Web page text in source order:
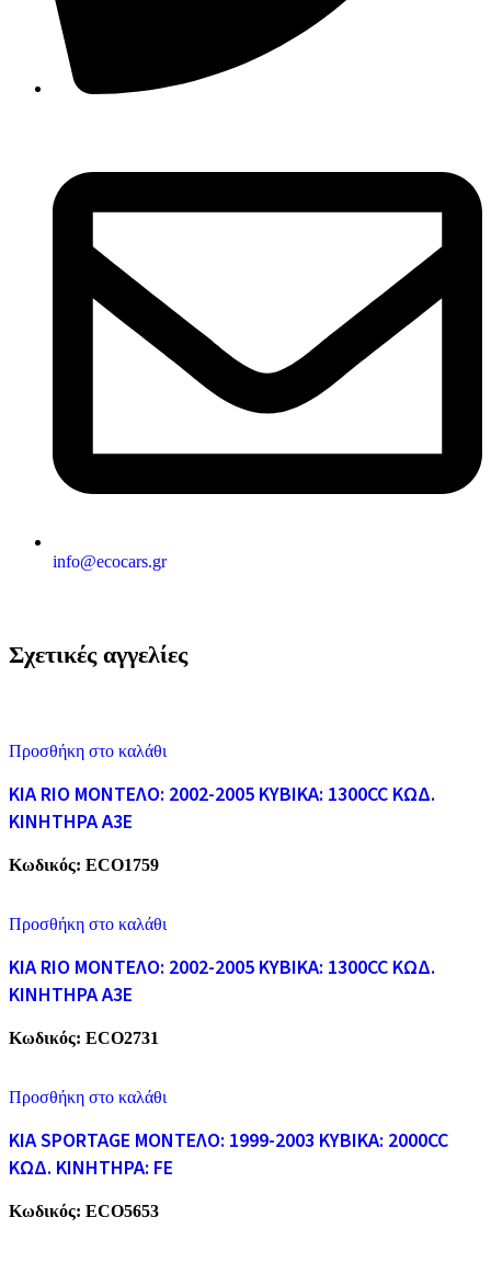
info@ecocars.gr
Σχετικές αγγελίες
Προσθήκη στο καλάθι
KIA RIO ΜΟΝΤΕΛΟ: 2002-2005 ΚΥΒΙΚΑ: 1300CC ΚΩΔ.
ΚΙΝΗΤΗΡΑ A3E
Κωδικός: ECO1759
Προσθήκη στο καλάθι
KIA RIO ΜΟΝΤΕΛΟ: 2002-2005 ΚΥΒΙΚΑ: 1300CC ΚΩΔ.
ΚΙΝΗΤΗΡΑ A3E
Κωδικός: ECO2731
Προσθήκη στο καλάθι
KIA SPORTAGE ΜΟΝΤΕΛΟ: 1999-2003 ΚΥΒΙΚΑ: 2000CC
ΚΩΔ. ΚΙΝΗΤΗΡΑ: FE
Κωδικός: ECO5653